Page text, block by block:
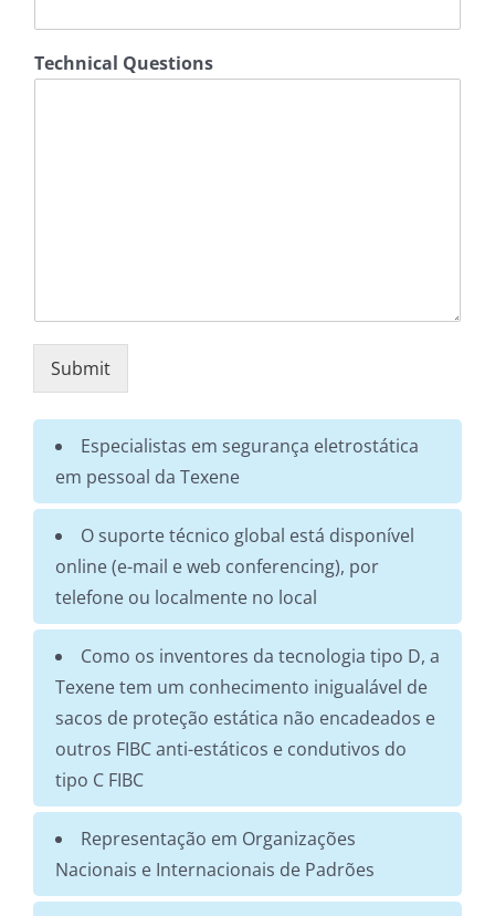
y
Technical Questions
Submit
Especialistas em segurança eletrostática
em pessoal da Texene
O suporte técnico global está disponível
online (e-mail e web conferencing), por
telefone ou localmente no local
Como os inventores da tecnologia tipo D, a
Texene tem um conhecimento inigualável de
sacos de proteção estática não encadeados e
outros FIBC anti-estáticos e condutivos do
tipo C FIBC
Representação em Organizações
Nacionais e Internacionais de Padrões